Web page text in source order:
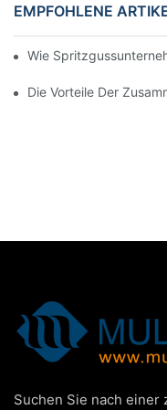
EMPFOHLENE
Wie
Die Vorteile Der
Suchen Sie nach einer